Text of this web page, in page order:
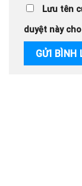
Lưu tên
duyệt này